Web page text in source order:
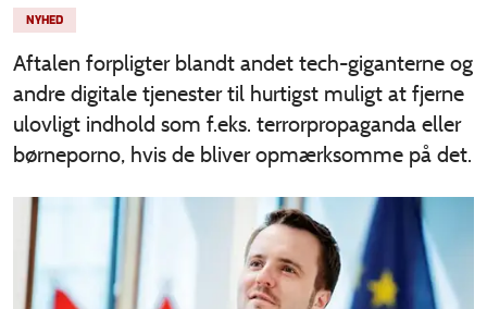
NYHED
Aftalen forpligter blandt andet tech-giganterne og
andre digitale tjenester til hurtigst muligt at fjerne
ulovligt indhold som f.eks. terrorpropaganda eller
børneporno, hvis de bliver opmærksomme på det.